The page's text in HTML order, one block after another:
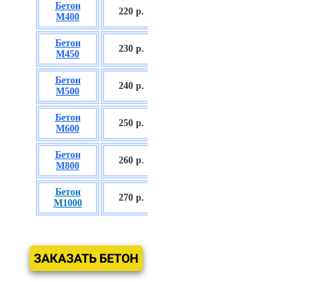
Бетон
М400
220 р.
Бетон
М450
230 р.
Бетон
М500
240 р.
Бетон
М600
250 р.
Бетон
М800
260 р.
Бетон
М1000
270 р.
ЗАКАЗАТЬ БЕТОН